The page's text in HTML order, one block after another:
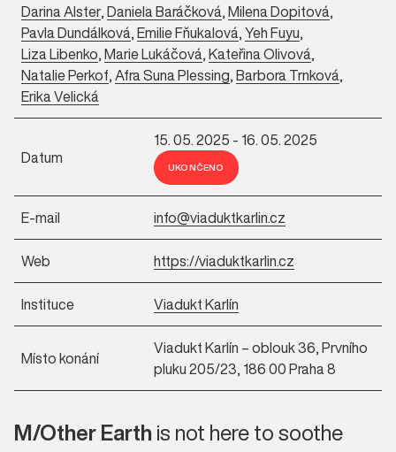
Darina Alster,Daniela Baráčková,Milena Dopitová,
Pavla Dundálková,Emilie Fňukalová,Yeh Fuyu,
Liza Libenko,Marie Lukáčová,Kateřina Olivová,
Natalie Perkof,Afra Suna Plessing,Barbora Trnková,
Erika Velická
Datum
15. 05. 2025 - 16. 05. 2025
UKONČENO
E-mail info@viaduktkarlin.cz
Web https://viaduktkarlin.cz
Instituce Viadukt Karlín
Místo konání
Viadukt Karlín – oblouk 36, Prvního
pluku 205/23, 186 00 Praha 8
M/Other Earthis not here to soothe